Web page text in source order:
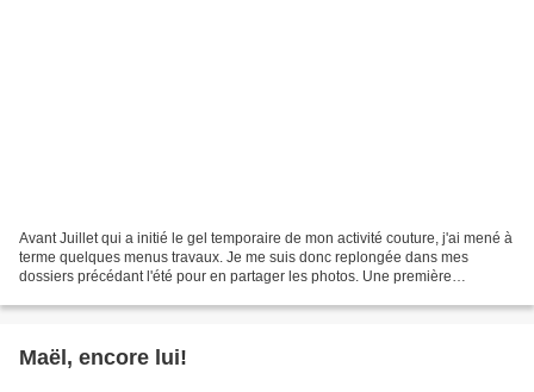
Avant Juillet qui a initié le gel temporaire de mon activité couture, j'ai mené à
terme quelques menus travaux. Je me suis donc replongée dans mes
dossiers précédant l'été pour en partager les photos. Une première
Maël, encore lui!